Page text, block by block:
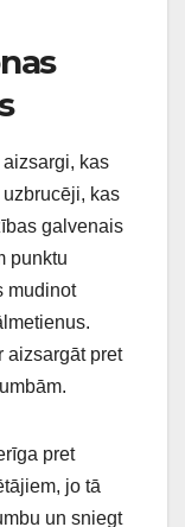
kas
kas
galvenais
punktu
mudinot
aizsargāt pret
pret
jo tā
un sniegt